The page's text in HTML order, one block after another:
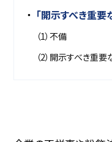
「開示すべき重
（1）不備
（2）開示すべき重